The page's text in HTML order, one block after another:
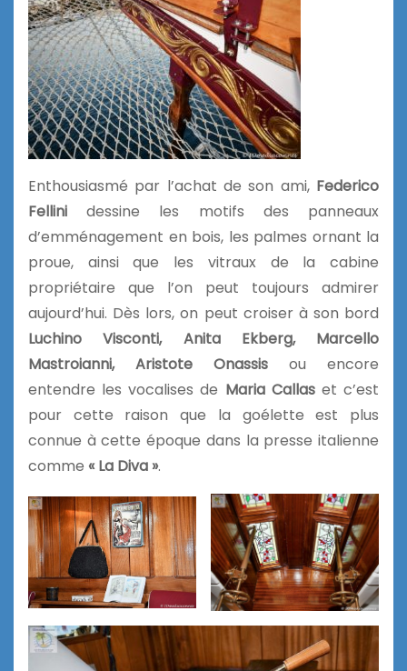
Enthousiasmé par l’achat de son ami, Federico
Fellini dessine les motifs des panneaux
d’emménagement en bois, les palmes ornant la
proue, ainsi que les vitraux de la cabine
propriétaire que l’on peut toujours admirer
aujourd’hui. Dès lors, on peut croiser à son bord
Luchino Visconti, Anita Ekberg, Marcello
Mastroianni, Aristote Onassis ou encore
entendre les vocalises de Maria Callas et c’est
pour cette raison que la goélette est plus
connue à cette époque dans la presse italienne
comme « La Diva ».